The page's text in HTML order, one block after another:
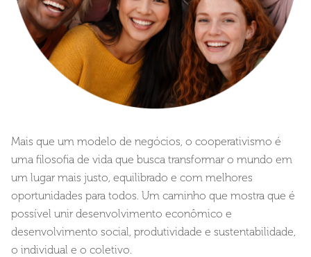
Mais que um modelo de negócios, o cooperativismo é
uma filosofia de vida que busca transformar o mundo em
um lugar mais justo, equilibrado e com melhores
oportunidades para todos. Um caminho que mostra que é
possível unir desenvolvimento econômico e
desenvolvimento social, produtividade e sustentabilidade,
o individual e o coletivo.